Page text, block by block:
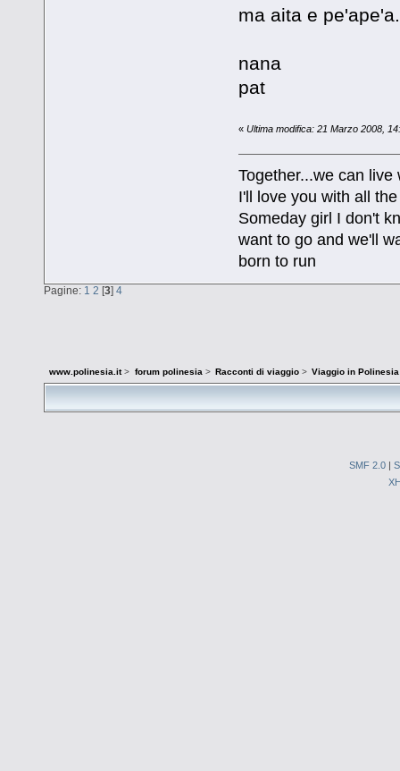
ma aita e
nana
pat
« Ultima modifica: 21 Marzo 2008,
Together...we can live
I'll love you with all
Someday girl I don't
want to go and we'll
born to run
Pagine: 1 2 [3] 4
www.polinesia.it> forum polinesia > Racconti di viaggio> Viaggio in
SMF 2.0